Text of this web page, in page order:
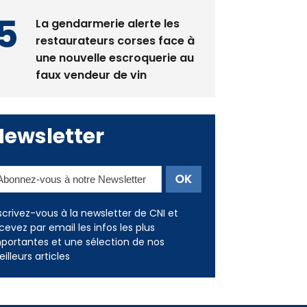
La gendarmerie alerte les
restaurateurs corses face à
une nouvelle escroquerie au
faux vendeur de vin
vous à la newsletter de CNI et
par email les infos les plus
et une sélection de nos
articles